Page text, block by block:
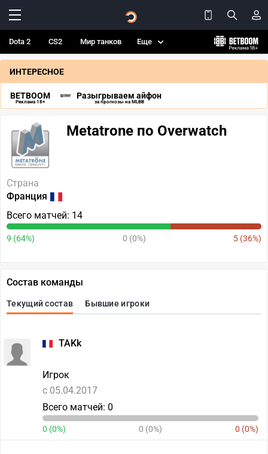
Dota 2 CS2 Мир танков Еще
ИНТЕРЕСНОЕ
BETBOOM
Реклама 18+
Разыгрываем айфон
за прогнозы на MLBB
Metatrone по Overwatch
Страна
Франция
Всего матчей: 14
9 (64%) 0 (0%) 5 (36%)
Состав команды
Текущий состав Бывшие игроки
TAKk
Игрок
c 05.04.2017
Всего матчей: 0
0 (0%) 0 (0%) 0 (0%)